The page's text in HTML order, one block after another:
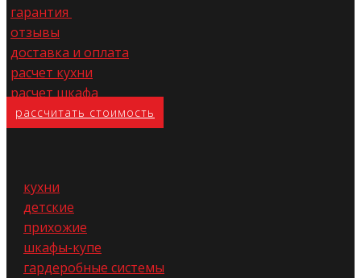
гарантия
отзывы
доставка и оплата
расчет кухни
расчет шкафа
расс​читать стоимость
кухни
детские
прихожие
шкафы-купе
гардеробные системы